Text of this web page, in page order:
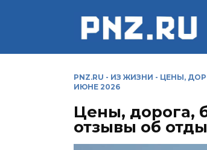
PNZ.RU - ИЗ ЖИЗНИ - ЦЕНЫ,
ИЮНЕ 2026
Цены, дорога,
отзывы об